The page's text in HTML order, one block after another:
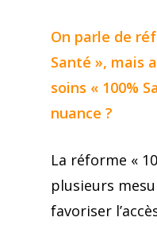
On parle de
Santé », mais
soins « 100%
nuance ?
La réforme «
plusieurs
favoriser